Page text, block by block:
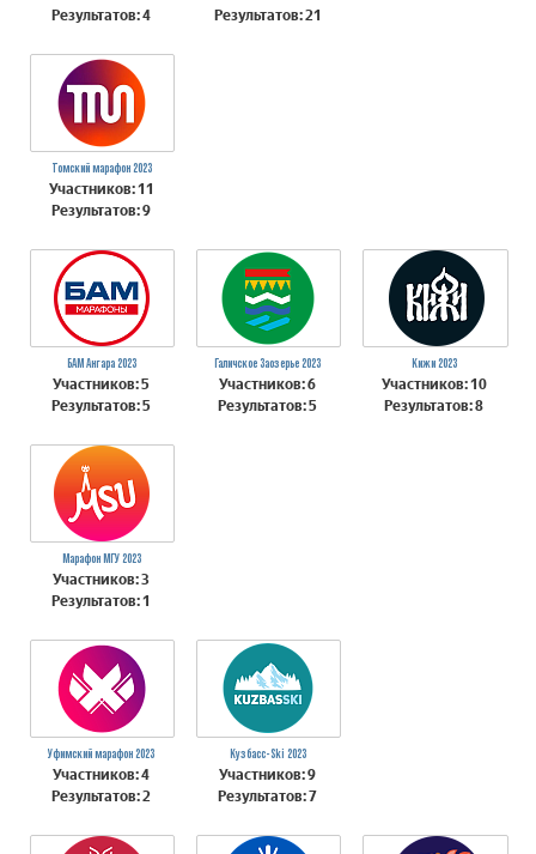
Результатов: 4
Результатов: 21
Томский марафон 2023
Участников: 11
Результатов: 9
БАМ Ангара 2023
Участников: 5
Результатов: 5
Галичское Заозерье 2023
Участников: 6
Результатов: 5
Кижи 2023
Участников: 10
Результатов: 8
Марафон МГУ 2023
Участников: 3
Результатов: 1
Уфимский марафон 2023
Участников: 4
Результатов: 2
Кузбасc-Ski 2023
Участников: 9
Результатов: 7